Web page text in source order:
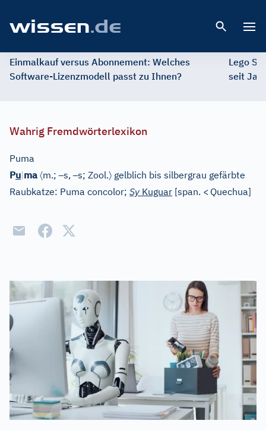
Einmalkauf versus Abonnement: Welches
Software-Lizenzmodell passt zu Ihnen?
Lego
seit
Wahrig Fremdwörterlexikon
Puma
Pu|ma 〈m.;–s,–s; Zool.〉 gelblich bis silbergrau gefärbte
Raubkatze: Puma concolor; Sy Kuguar [span. < Quechua]